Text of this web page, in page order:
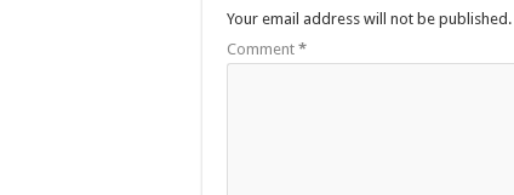
Your email address will not be published.
Comment *